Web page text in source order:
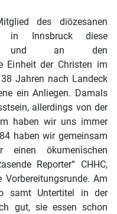
des diözesanen
in Innsbruck diese
und an den
Einheit der Christen im
Jahren nach Landeck
ein Anliegen. Damals
allerdings von der
haben wir uns immer
haben wir gemeinsam
einen ökumenischen
Reporter“ CHHC,
Am
samt Untertitel in der
gut, sie essen schon